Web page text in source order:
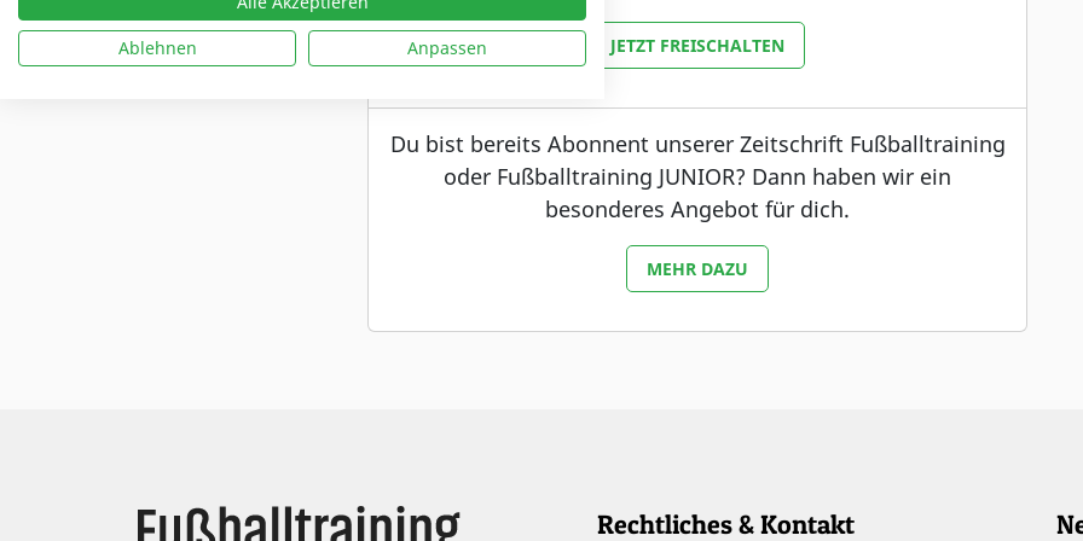
JETZT FREISCHALTEN
Du bist bereits Abonnent unserer Zeitschrift Fußballtraining
oder Fußballtraining JUNIOR? Dann haben wir ein
besonderes Angebot für dich.
MEHR DAZU
Rechtliches & Kontakt
Ablehnen
Anpassen